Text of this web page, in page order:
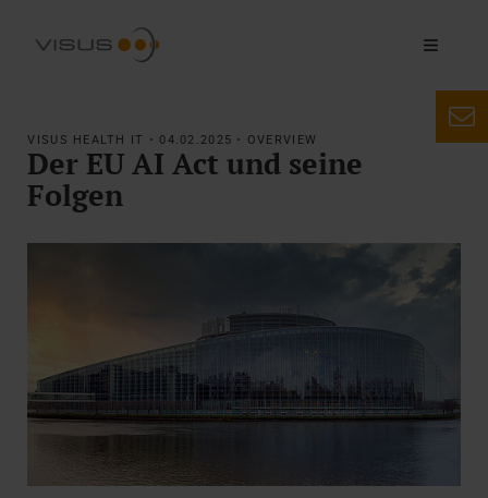
VISUS HEALTH IT • 04.02.2025 • OVERVIEW
Der EU AI Act und seine
Folgen